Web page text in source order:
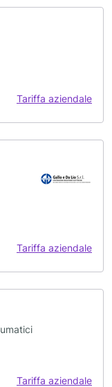
Tariffa aziendale
Tariffa aziendale
Tariffa aziendale